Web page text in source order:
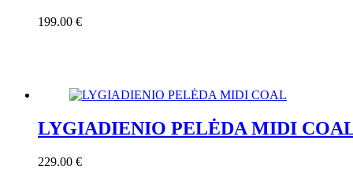
199.00 €
LYGIADIENIO PELĖDA MIDI
229.00 €